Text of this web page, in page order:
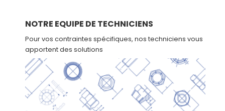
NOTRE EQUIPE DE TECHNICIENS
Pour vos contraintes spécifiques, nos techniciens vous
apportent des solutions